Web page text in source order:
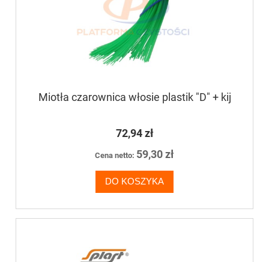
Miotła czarownica włosie plastik "D" + kij
72,94 zł
Cena netto: 59,30 zł
DO KOSZYKA